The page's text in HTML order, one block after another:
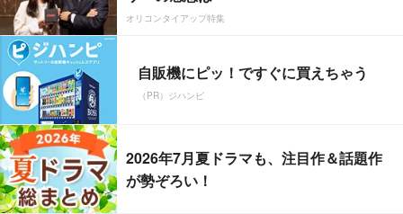
オリコンタイアップ特集
自販機にピッ！ですぐに買えちゃう
（PR）ジハンピ
2026年7月夏ドラマも、注目作＆話題作
が勢ぞろい！